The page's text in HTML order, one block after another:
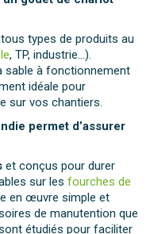
types de produits au
, TP, industrie…).
sable à fonctionnement
idéale pour
sur vos chantiers.
permet d’assurer
et conçus pour durer
sur les fourches de
en œuvre simple et
de manutention que
étudiés pour faciliter